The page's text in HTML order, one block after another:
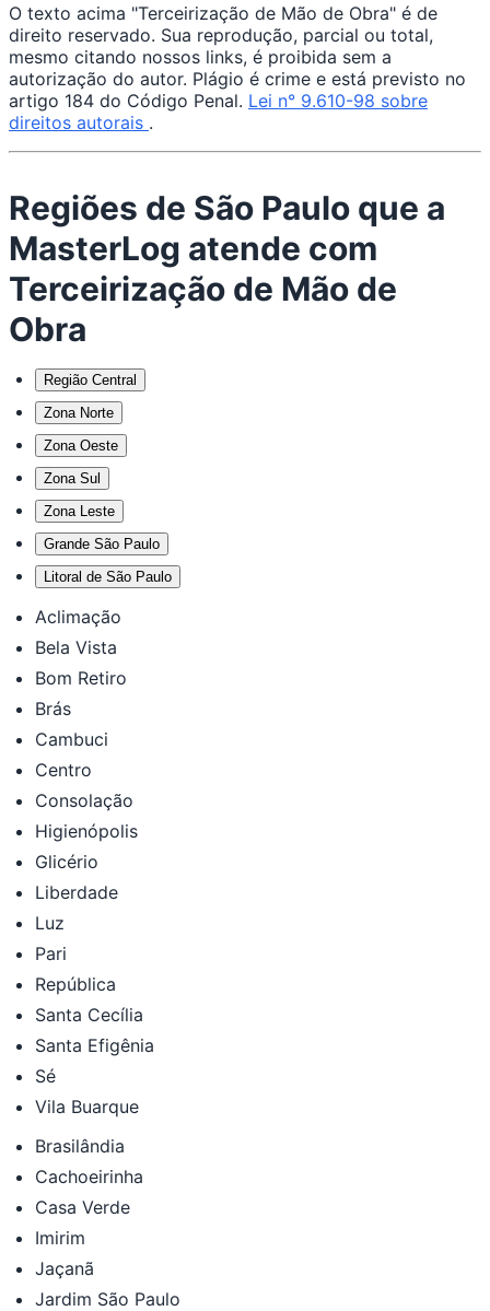
O texto acima "Terceirização de Mão de Obra" é de
direito reservado. Sua reprodução, parcial ou total,
mesmo citando nossos links, é proibida sem a
autorização do autor. Plágio é crime e está previsto no
artigo 184 do Código Penal. Lei n° 9.610-98 sobre
direitos autorais .
Regiões de São Paulo que a
MasterLog atende com
Terceirização de Mão de
Obra
Região Central
Zona Norte
Zona Oeste
Zona Sul
Zona Leste
Grande São Paulo
Litoral de São Paulo
Aclimação
Bela Vista
Bom Retiro
Brás
Cambuci
Centro
Consolação
Higienópolis
Glicério
Liberdade
Luz
Pari
República
Santa Cecília
Santa Efigênia
Sé
Vila Buarque
Brasilândia
Cachoeirinha
Casa Verde
Imirim
Jaçanã
Jardim São Paulo